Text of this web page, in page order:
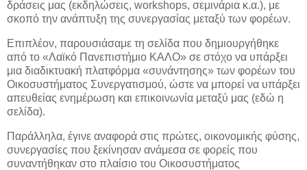
δράσεις μας (εκδηλώσεις, workshops, σεμινάρια κ.α.), με
σκοπό την ανάπτυξη της συνεργασίας μεταξύ των φορέων.
Επιπλέον, παρουσιάσαμε τη σελίδα που δημιουργήθηκε
από το «Λαϊκό Πανεπιστήμιο ΚΑΛΟ» σε στόχο να υπάρξει
μια διαδικτυακή πλατφόρμα «συνάντησης» των φορέων του
Οικοσυστήματος Συνεργατισμού, ώστε να μπορεί να υπάρξει
απευθείας ενημέρωση και επικοινωνία μεταξύ μας (εδώ η
σελίδα).
Παράλληλα, έγινε αναφορά στις πρώτες, οικονομικής φύσης,
συνεργασίες που ξεκίνησαν ανάμεσα σε φορείς που
συναντήθηκαν στο πλαίσιο του Οικοσυστήματος